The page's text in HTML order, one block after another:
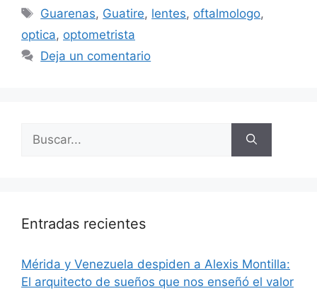
Guarenas, Guatire, lentes, oftalmologo,
optica, optometrista
Deja un comentario
Entradas recientes
​Mérida y Venezuela despiden a Alexis Montilla:
El arquitecto de sueños que nos enseñó el valor